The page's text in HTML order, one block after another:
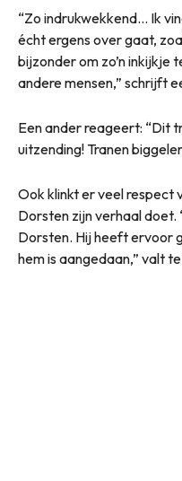
“Zo indrukwekkend… Ik
écht ergens over gaat,
bijzonder om zo’n inkijkje
andere mensen,” schrijft
Een ander reageert: “Dit
uitzending! Tranen
Ook klinkt er veel respect
Dorsten zijn verhaal doet.
Dorsten. Hij heeft ervoor
hem is aangedaan,” valt